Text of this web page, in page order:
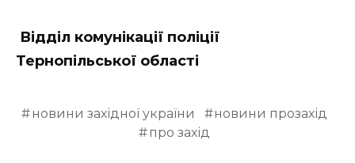
Відділ комунікації поліції
Тернопільської області
новини західної україни
новини прозахід
про захід